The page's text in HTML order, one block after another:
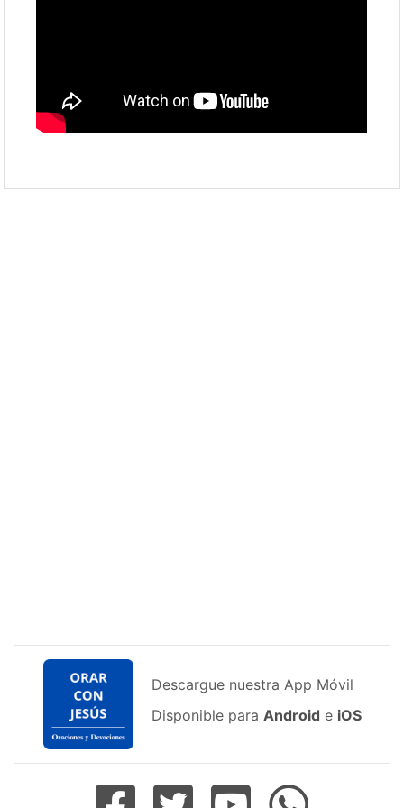
Descargue nuestra App Móvil
Disponible para Android e iOS